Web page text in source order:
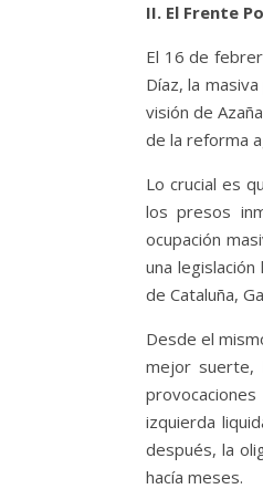
II. El Frente
El 16 de
Díaz, la
visión de
de la reforma
Lo crucial es
los presos
ocupación
una
de Cataluña,
Desde el
mejor suerte,
izquierda
después, la
hacía meses.